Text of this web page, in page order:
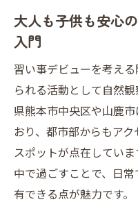
大人も子供も安心
入門
習い事デビューを考え
られる活動として自然
県熊本市中央区や山鹿
おり、都市部からもア
スポットが点在してい
中で過ごすことで、日
有できる点が魅力です。